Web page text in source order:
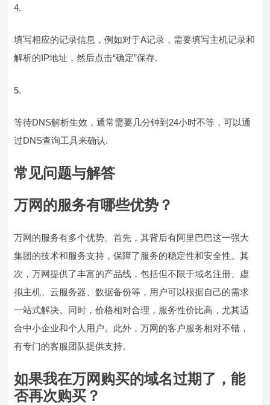
填写相应的记录信息，例如对于A记录，需要填写主机记录和
解析的IP地址，然后点击“确定”保存.
等待DNS解析生效，通常需要几分钟到24小时不等，可以通
过DNS查询工具来确认.
常见问题与解答
万网的服务有哪些优势？
万网的服务有多个优势。首先，其背后有阿里巴巴这一强大
集团的技术和服务支持，保障了服务的稳定性和安全性。其
次，万网提供了丰富的产品线，包括但不限于域名注册、虚
拟主机、云服务器、数据备份等，用户可以根据自己的需求
一站式解决。同时，价格相对合理，服务性价比高，尤其适
合中小企业和个人用户。此外，万网的客户服务相对不错，
有专门的客服团队提供支持。
如果我在万网购买的域名过期了，能
否再次购买？